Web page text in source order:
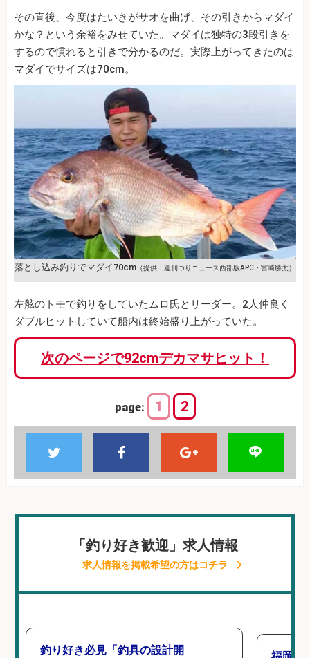
その直後、今度はたいきがサオを曲げ、その引きからマダイ
かな？という余裕をみせていた。マダイは独特の3段引きを
するので慣れると引きで分かるのだ。実際上がってきたのは
マダイでサイズは70cm。
落とし込み釣りでマダイ70cm （提供：週刊つりニュース西部版APC・宮崎勝太）
左舷のトモで釣りをしていたムロ氏とリーダー。2人仲良く
ダブルヒットしていて船内は終始盛り上がっていた。
次のページで92cmデカマサヒット！
page: 1 2
「釣り好き歓迎」求人情報
求人情報を掲載希望の方はコチラ
釣り好き必見「釣具の設計開